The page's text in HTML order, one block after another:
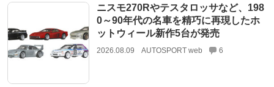
ニスモ270Rやテスタロッサなど、198
0～90年代の名車を精巧に再現したホ
ットウィール新作5台が発売
2026.08.09 AUTOSPORT web 6